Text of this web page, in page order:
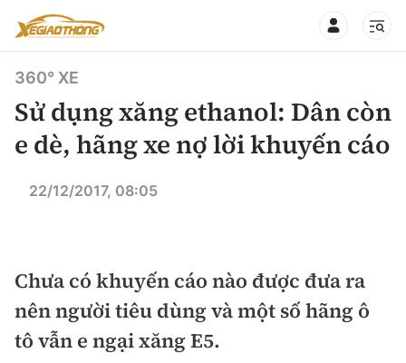
Hạ tầng phương tiện
Góc nhìn
Thị trường xe
Xe du lịch
Xe chuyên dụng
Đánh giá xe
Đánh giá xe mới
360° XE
Sử dụng xăng ethanol: Dân còn
e dè, hãng xe nợ lời khuyến cáo
22/12/2017, 08:05
Chưa có khuyến cáo nào được đưa ra
nên người tiêu dùng và một số hãng ô
tô vẫn e ngại xăng E5.